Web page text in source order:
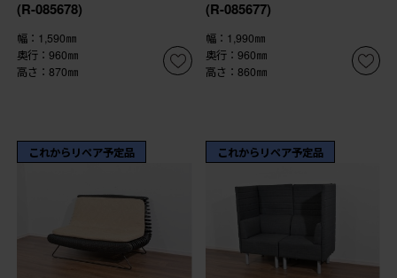
(R-085678)
幅：1,590㎜
奥行：960㎜
高さ：870㎜
(R-085677)
幅：1,990㎜
奥行：960㎜
高さ：860㎜
これからリペア予定品 これからリペア予定品